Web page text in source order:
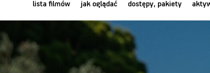
lista filmów jak oglądać dostępy, pakiety